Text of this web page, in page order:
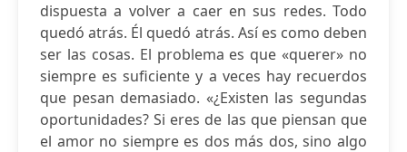
dispuesta a volver a caer en sus redes. Todo
quedó atrás. Él quedó atrás. Así es como deben
ser las cosas. El problema es que «querer» no
siempre es suficiente y a veces hay recuerdos
que pesan demasiado. «¿Existen las segundas
oportunidades? Si eres de las que piensan que
el amor no siempre es dos más dos, sino algo